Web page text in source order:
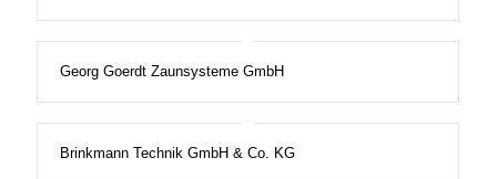
Georg Goerdt Zaunsysteme GmbH
Brinkmann Technik GmbH & Co. KG